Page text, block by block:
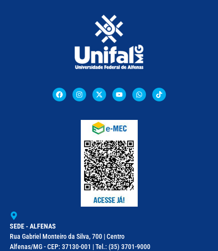
SEDE - ALFENAS
Rua Gabriel Monteiro da Silva, 700 | Centro
Alfenas/MG - CEP: 37130-001 | Tel.: (35) 3701-9000